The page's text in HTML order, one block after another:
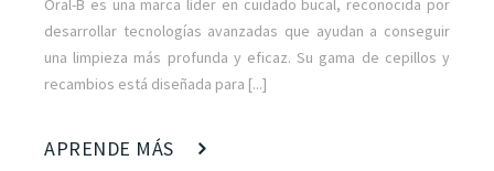
Oral-B es una marca líder en cuidado bucal, reconocida por
desarrollar tecnologías avanzadas que ayudan a conseguir
una limpieza más profunda y eficaz. Su gama de cepillos y
recambios está diseñada para [...]
APRENDE MÁS